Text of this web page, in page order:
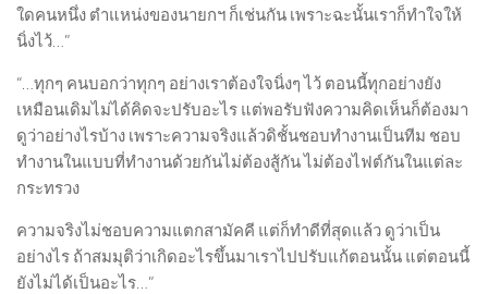
ใดคนหนึ่ง ตำแหน่งของนายกฯ ก็เช่นกัน เพราะฉะนั้นเราก็ทำใจให้
นิ่งไว้…”
“…ทุกๆ คนบอกว่าทุกๆ อย่างเราต้องใจนิ่งๆ ไว้ ตอนนี้ทุกอย่างยัง
เหมือนเดิมไม่ได้คิดจะปรับอะไร แต่พอรับฟังความคิดเห็นก็ต้องมา
ดูว่าอย่างไรบ้าง เพราะความจริงแล้วดิชั้นชอบทำงานเป็นทีม ชอบ
ทำงานในแบบที่ทำงานด้วยกันไม่ต้องสู้กัน ไม่ต้องไฟต์กันในแต่ละ
กระทรวง
ความจริงไม่ชอบความแตกสามัคคี แต่ก็ทำดีที่สุดแล้ว ดูว่าเป็น
อย่างไร ถ้าสมมุติว่าเกิดอะไรขึ้นมาเราไปปรับแก้ตอนนั้น แต่ตอนนี้
ยังไม่ได้เป็นอะไร…”